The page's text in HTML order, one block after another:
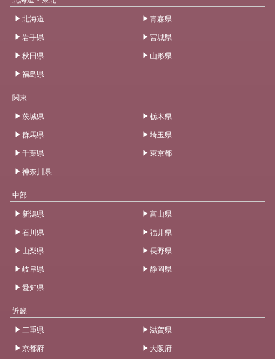
北海道
青森県
岩手県
宮城県
秋田県
山形県
福島県
関東
茨城県
栃木県
群馬県
埼玉県
千葉県
東京都
神奈川県
中部
新潟県
富山県
石川県
福井県
山梨県
長野県
岐阜県
静岡県
愛知県
近畿
三重県
滋賀県
京都府
大阪府